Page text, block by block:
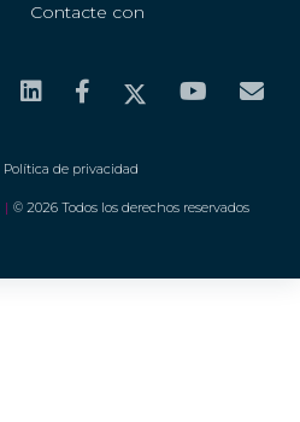
Contacte con
Política de privacidad
| © 2026 Todos los derechos reservados